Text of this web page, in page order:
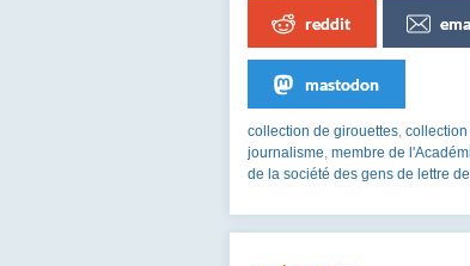
reddit
mastodon
collection de girouettes,
journalisme, membre de
de la société des gens de lettre